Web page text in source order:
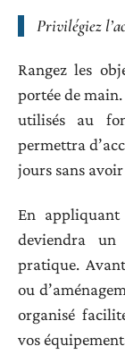
Privilégiez
Rangez les
portée de
utilisés au
permettra
jours sans
En appliquant
deviendra un
pratique.
ou
organisé
vos